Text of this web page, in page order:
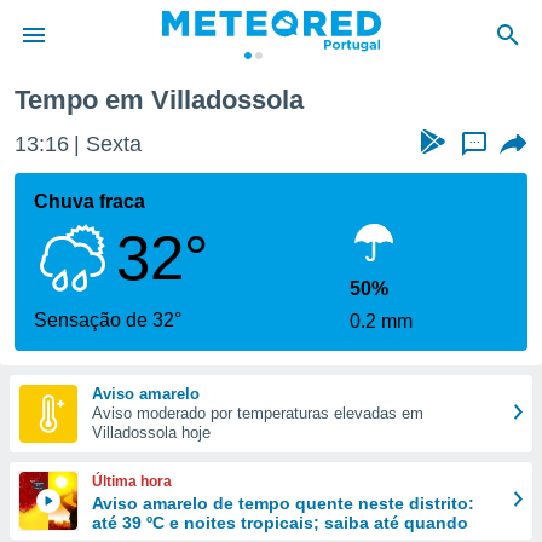
da
foi
fornecidas
a este
das
e
forma
digital
Tempo em Villadossola
13:16 Sexta ...
Chuva fraca
32°
Sensação de 32°
50%
0.2 mm
Aviso amarelo
Aviso moderado por temperaturas elevadas em
Villadossola hoje
Última hora
Aviso amarelo de tempo quente neste distrito:
até 39 ºC e noites tropicais; saiba até quando